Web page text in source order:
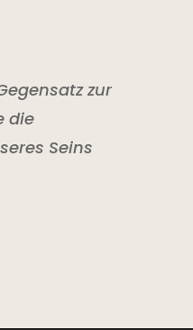
zur
die
Seins